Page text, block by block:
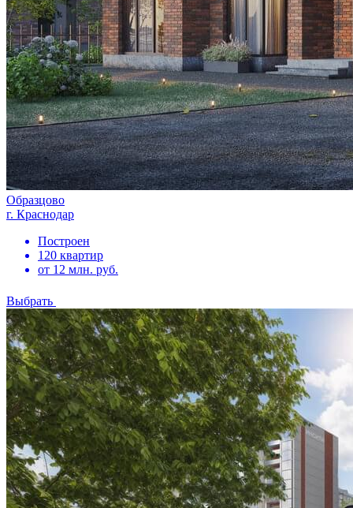
Образцово
г. Краснодар
Построен
120 квартир
от 12 млн. руб.
Выбрать